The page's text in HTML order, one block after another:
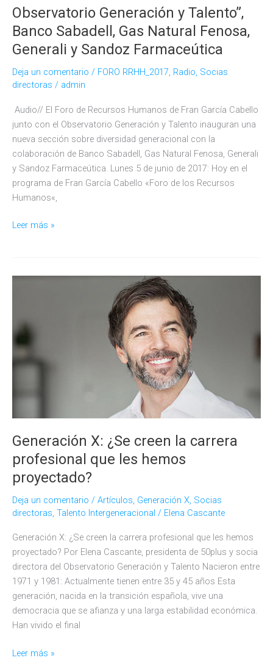
Observatorio Generación y Talento”,
Banco Sabadell, Gas Natural Fenosa,
Generali y Sandoz Farmaceútica
Deja un comentario / FORO RRHH_2017, Radio, Socias
directoras / admin
Audio// El Foro de Recursos Humanos de Fran García Cabello
junto con el Observatorio Generación y Talento inauguran una
nueva sección sobre diversidad generacional con la
colaboración de Banco Sabadell, Gas Natural Fenosa, Generali
y Sandoz Farmaceútica. Lunes 5 de junio de 2017: Hoy en el
programa de Fran García Cabello «Foro de los Recursos
Humanos«,
Inauguramos
“El
Observatorio
Generación
Banco
Natural
Fenosa,
Generali
y
Sandoz
Farmaceútica
Leer más »
Generación X: ¿Se creen la carrera
profesional que les hemos
proyectado?
Deja un comentario / Artículos Generación X Socias
directoras Talento Intergeneracional / Elena Cascante
Generación X: ¿Se creen la carrera profesional que les hemos
proyectado? Por Elena Cascante, presidenta de 50plus y socia
directora del Observatorio Generación y Talento Nacieron entre
1971 y 1981: Actualmente tienen entre 35 y 45 años Esta
generación, nacida en la transición española, vive una
democracia que se afianza y una larga estabilidad económica.
Han vivido el final
Generación
Leer más »